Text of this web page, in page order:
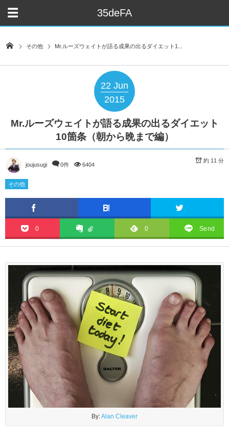
35deFA
その他 Mr.ルーズウェイトが語る成果の出るダイエット1...
22 Jun
2015
Mr.ルーズウェイトが語る成果の出るダイエット
10箇条（朝から晩まで編）
joujusugi 0件 6404
約 11 分
その他
0 0 Send
By:Alan Cleaver